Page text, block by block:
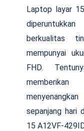
Laptop layar
berkualitas
mempunyai
FHD.
sepanjang hari
15 A12VF-